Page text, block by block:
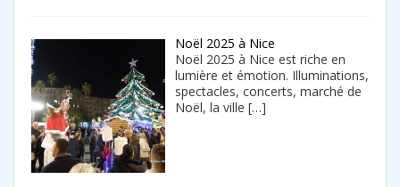
Noël 2025 à Nice
Noël 2025 à Nice est riche en
lumière et émotion. Illuminations,
spectacles, concerts, marché de
Noël, la ville […]